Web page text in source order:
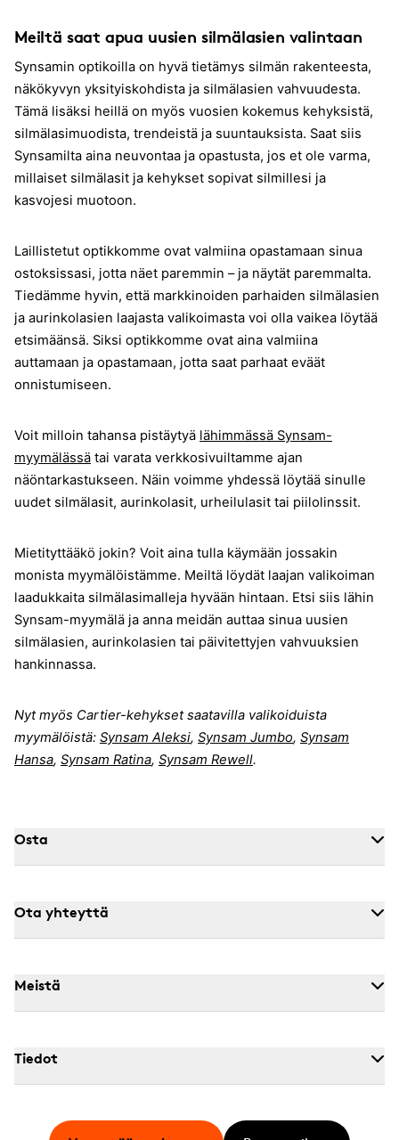
Meiltä saat apua uusien silmälasien valintaan
Synsamin optikoilla on hyvä tietämys silmän rakenteesta,
näkökyvyn yksityiskohdista ja silmälasien vahvuudesta.
Tämä lisäksi heillä on myös vuosien kokemus kehyksistä,
silmälasimuodista, trendeistä ja suuntauksista. Saat siis
Synsamilta aina neuvontaa ja opastusta, jos et ole varma,
millaiset silmälasit ja kehykset sopivat silmillesi ja
kasvojesi muotoon.
Laillistetut optikkomme ovat valmiina opastamaan sinua
ostoksissasi, jotta näet paremmin – ja näytät paremmalta.
Tiedämme hyvin, että markkinoiden parhaiden silmälasien
ja aurinkolasien laajasta valikoimasta voi olla vaikea löytää
etsimäänsä. Siksi optikkomme ovat aina valmiina
auttamaan ja opastamaan, jotta saat parhaat eväät
onnistumiseen.
Voit milloin tahansa pistäytyä lähimmässä Synsam-
myymälässä tai varata verkkosivuiltamme ajan
näöntarkastukseen. Näin voimme yhdessä löytää sinulle
uudet silmälasit, aurinkolasit, urheilulasit tai piilolinssit.
Mietityttääkö jokin? Voit aina tulla käymään jossakin
monista myymälöistämme. Meiltä löydät laajan valikoiman
laadukkaita silmälasimalleja hyvään hintaan. Etsi siis lähin
Synsam-myymälä ja anna meidän auttaa sinua uusien
silmälasien, aurinkolasien tai päivitettyjen vahvuuksien
hankinnassa.
Nyt myös Cartier-kehykset saatavilla valikoiduista
myymälöistä: Synsam Aleksi, Synsam Jumbo, Synsam
Hansa, Synsam Ratina, Synsam Rewell.
Osta
Ota yhteyttä
Meistä
Tiedot